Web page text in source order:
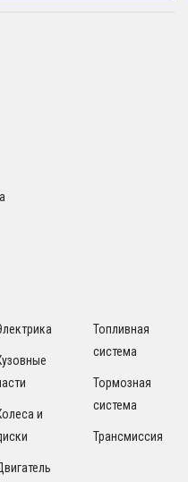
и
Топливная
система
Тормозная
система
Трансмиссия